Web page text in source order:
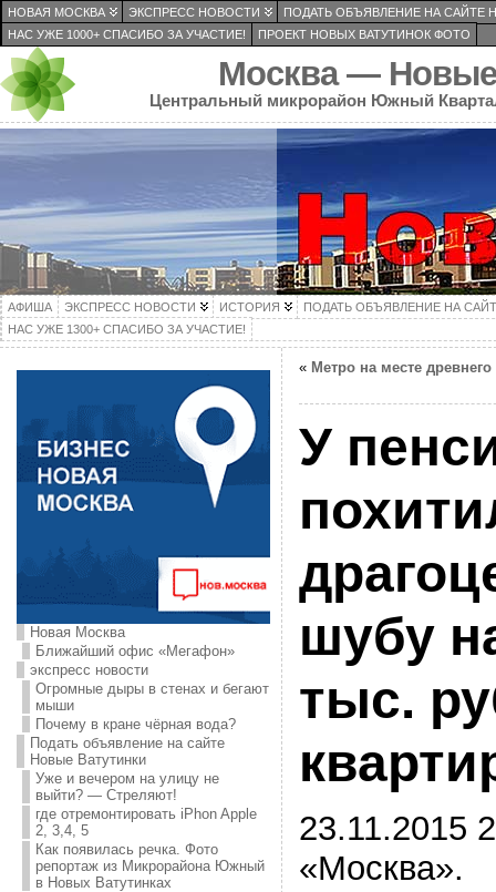
НОВАЯ МОСКВА ЭКСПРЕСС НОВОСТИ
ПОДАТЬ ОБЪЯВЛЕНИЕ НА САЙТЕ
НАС УЖЕ 1000+ СПАСИБО ЗА УЧАСТИЕ!
ПРОЕКТ НОВЫХ ВАТУТИНОК ФОТО
Москва — Новые
Центральный микрорайон Южный
АФИША ЭКСПРЕСС НОВОСТИ ИСТОРИЯ
ПОДАТЬ ОБЪЯВЛЕНИЕ НА
НАС УЖЕ 1300+ СПАСИБО ЗА УЧАСТИЕ!
Новая Москва
Ближайший офис «Мегафон»
экспресс новости
Огромные дыры в стенах и бегают
мыши
Почему в кране чёрная вода?
Подать объявление на сайте
Новые Ватутинки
Уже и вечером на улицу не
выйти? — Стреляют!
где отремонтировать iPhon Apple
2, 3,4, 5
Как появилась речка. Фото
репортаж из Микрорайона Южный
в Новых Ватутинках
« Метро на месте
У
шубу
тыс.
23.11.2015
«Москва».